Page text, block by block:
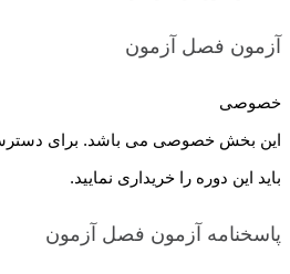
آزمون فصل آزمون
خصوصی
این بخش خصوصی می باشد. برای
باید این دوره را خریداری نمایید.
پاسخنامه آزمون فصل آزمون